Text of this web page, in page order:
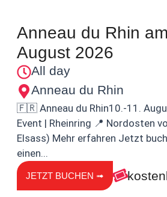
Anneau du Rhin
August 2026
All day
Anneau du Rhin
🇫🇷 Anneau du Rhin10.-11.
Event | Rheinring 📍 Nordosten
Elsass) Mehr erfahren Jetzt
einen...
JETZT BUCHEN ➟